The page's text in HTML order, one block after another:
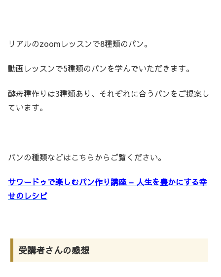
リアルのzoomレッスンで8種類のパン。
動画レッスンで5種類のパンを学んでいただきます。
酵母種作りは3種類あり、それぞれに合うパンをご提案し
ています。
パンの種類などはこちらからご覧ください。
サワードゥで楽しむパン作り講座 – 人生を豊かにする幸
せのレシピ
受講者さんの感想